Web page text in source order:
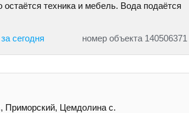
техника и мебель. Вода подаётся
сегодня номер объекта 140506371
Приморский, Цемдолина с.